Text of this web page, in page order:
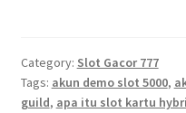
Category: Slot Gacor 777
Tags: akun demo slot 5000,
guild, apa itu slot kartu